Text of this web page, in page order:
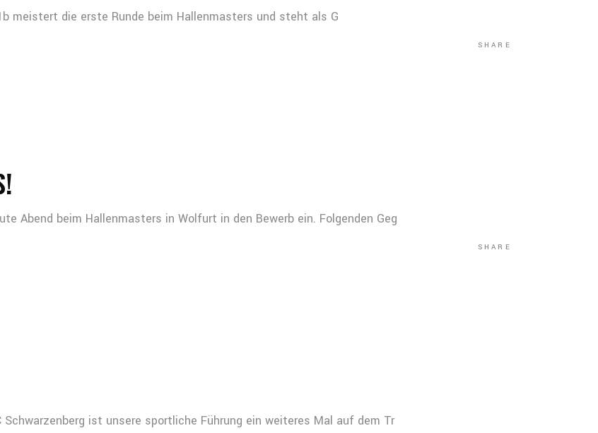
meistert die erste Runde beim Hallenmasters und steht als G
SHARE
Abend beim Hallenmasters in Wolfurt in den Bewerb ein. Folgenden Geg
SHARE
ist unsere sportliche Führung ein weiteres Mal auf dem Tr